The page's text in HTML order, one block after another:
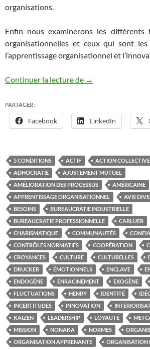
organisations.
Enfin nous examinerons les différents
organisationnelles et ceux qui sont
l’apprentissage organisationnel et
Continuer la lecture de Les organisations
→
PARTAGER :
Facebook LinkedIn
5 CONDITIONS ACTIF ACTION COLLECTIVE
ADHOCRATIE
AJUSTEMENT MUTUEL
AMÉLIORATION DES PROCESSUS
AMÉRICAINE
APPRENTISSAGE ORGANISATIONNEL
AVIS
BESOINS
BUREAUCRATIE INDUSTRIELLE
BUREAUCRATIE PROFESSIONNELLE
CARLUER
CHARISMATIQUE
COMMUNAUTÉS
CONTRÔLES NORMATIFS
COOPÉRATION
CROYANCES
CULTURE CULTURELLES
DRUCKER
ÉMOTIONNELS ENCLAVE
ENDOGÈNE
ENRACINEMENT EXOGÈNE
FLUCTUATIONS
HENRY IDENTITÉ
INCERTITUDES
INNOVATION
KAIZEN
LEADERSHIP LOYAUTÉ
MISSION
NONAKA NORMES
ORGANISATION APPRENANTE
ORGANISATION